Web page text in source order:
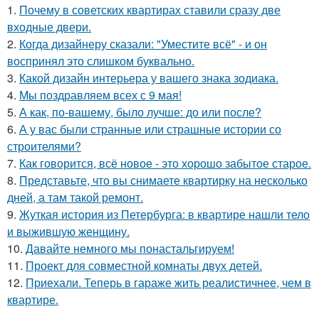
1. Почему в советских квартирах ставили сразу две
входные двери.
2. Когда дизайнеру сказали: "Уместите всё" - и он
воспринял это слишком буквально.
3. Какой дизайн интерьера у вашего знака зодиака.
4. Мы поздравляем всех с 9 мая!
5. А как, по-вашему, было лучше: до или после?
6. А у вас были странные или страшные истории со
строителями?
7. Как говорится, всё новое - это хорошо забытое старое.
8. Представьте, что вы снимаете квартирку на несколько
дней, а там такой ремонт.
9. Жуткая история из Петербурга: в квартире нашли тело
и выжившую женщину.
10. Давайте немного мы понастальгируем!
11. Проект для совместной комнаты двух детей.
12. Приехали. Теперь в гараже жить реалистичнее, чем в
квартире.